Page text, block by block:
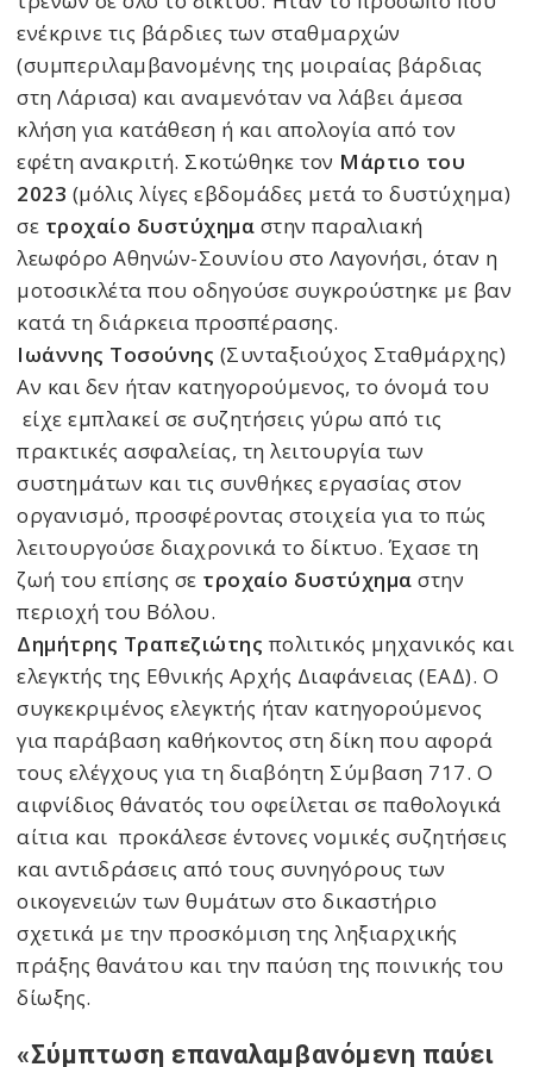
ενέκρινε τις βάρδιες των σταθμαρχών
(συμπεριλαμβανομένης της μοιραίας βάρδιας
στη Λάρισα) και αναμενόταν να λάβει άμεσα
κλήση για κατάθεση ή και απολογία από τον
εφέτη ανακριτή. Σκοτώθηκε τον Μάρτιο του
2023 (μόλις λίγες εβδομάδες μετά το δυστύχημα)
σε τροχαίο δυστύχημα στην παραλιακή
λεωφόρο Αθηνών-Σουνίου στο Λαγονήσι, όταν η
μοτοσικλέτα που οδηγούσε συγκρούστηκε με βαν
κατά τη διάρκεια προσπέρασης.
Ιωάννης Τοσούνης (Συνταξιούχος Σταθμάρχης)
Αν και δεν ήταν κατηγορούμενος, το όνομά του
είχε εμπλακεί σε συζητήσεις γύρω από τις
πρακτικές ασφαλείας, τη λειτουργία των
συστημάτων και τις συνθήκες εργασίας στον
οργανισμό, προσφέροντας στοιχεία για το πώς
λειτουργούσε διαχρονικά το δίκτυο.Έχασε τη
ζωή του επίσης σε τροχαίο δυστύχημα στην
περιοχή του Βόλου.
Δημήτρης Τραπεζιώτης πολιτικός μηχανικός και
ελεγκτής της Εθνικής Αρχής Διαφάνειας (ΕΑΔ). Ο
συγκεκριμένος ελεγκτής ήταν κατηγορούμενος
για παράβαση καθήκοντος στη δίκη που αφορά
τους ελέγχους για τη διαβόητη Σύμβαση 717. Ο
αιφνίδιος θάνατός του οφείλεται σε παθολογικά
αίτια και προκάλεσε έντονες νομικές συζητήσεις
και αντιδράσεις από τους συνηγόρους των
οικογενειών των θυμάτων στο δικαστήριο
σχετικά με την προσκόμιση της ληξιαρχικής
πράξης θανάτου και την παύση της ποινικής του
δίωξης.
«Σύμπτωση επαναλαμβανόμενη παύει